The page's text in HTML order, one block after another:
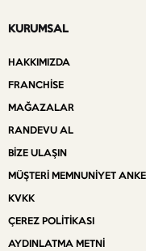
KURUMSAL
HAKKIMIZDA
FRANCHISE
MAĞAZALAR
RANDEVU AL
BIZE ULAŞIN
MÜŞTERI MEMNUNIYET
KVKK
ÇEREZ POLITIKASI
AYDINLATMA METNI